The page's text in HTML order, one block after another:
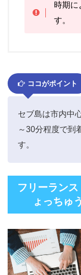
時期に
す。
ココがポイント
セブ島は市内中
～30分程度で到
す。
フリーラン
ょっちゅ